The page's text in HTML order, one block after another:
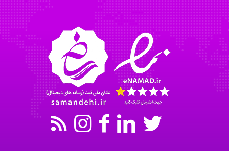
akhtar shahsavandi
kimiya zirakpoor